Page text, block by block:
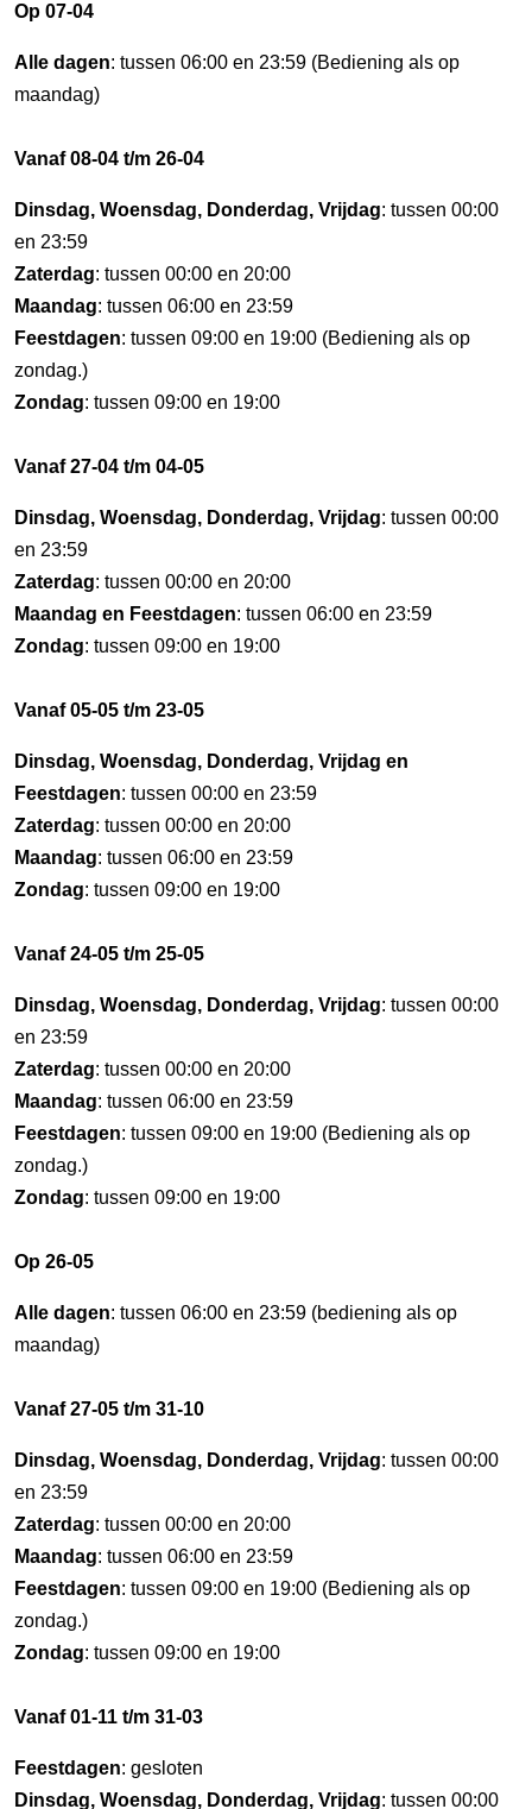
Op 07-04
Alle dagen: tussen 06:00 en 23:59 (Bediening als op
maandag)
Vanaf 08-04 t/m 26-04
Dinsdag, Woensdag, Donderdag, Vrijdag: tussen 00:00
en 23:59
Zaterdag: tussen 00:00 en 20:00
Maandag: tussen 06:00 en 23:59
Feestdagen: tussen 09:00 en 19:00 (Bediening als op
zondag.)
Zondag: tussen 09:00 en 19:00
Vanaf 27-04 t/m 04-05
Dinsdag, Woensdag, Donderdag, Vrijdag: tussen 00:00
en 23:59
Zaterdag: tussen 00:00 en 20:00
Maandag en Feestdagen: tussen 06:00 en 23:59
Zondag: tussen 09:00 en 19:00
Vanaf 05-05 t/m 23-05
Dinsdag, Woensdag, Donderdag, Vrijdag en
Feestdagen: tussen 00:00 en 23:59
Zaterdag: tussen 00:00 en 20:00
Maandag: tussen 06:00 en 23:59
Zondag: tussen 09:00 en 19:00
Vanaf 24-05 t/m 25-05
Dinsdag, Woensdag, Donderdag, Vrijdag: tussen 00:00
en 23:59
Zaterdag: tussen 00:00 en 20:00
Maandag: tussen 06:00 en 23:59
Feestdagen: tussen 09:00 en 19:00 (Bediening als op
zondag.)
Zondag: tussen 09:00 en 19:00
Op 26-05
Alle dagen: tussen 06:00 en 23:59 (bediening als op
maandag)
Vanaf 27-05 t/m 31-10
Dinsdag, Woensdag, Donderdag, Vrijdag: tussen 00:00
en 23:59
Zaterdag: tussen 00:00 en 20:00
Maandag: tussen 06:00 en 23:59
Feestdagen: tussen 09:00 en 19:00 (Bediening als op
zondag.)
Zondag: tussen 09:00 en 19:00
Vanaf 01-11 t/m 31-03
Feestdagen: gesloten
Dinsdag, Woensdag, Donderdag, Vrijdag: tussen 00:00